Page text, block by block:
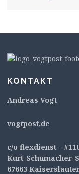
KONTAKT
Andreas Vogt
vogtpost.de
c/o flexdienst –
Kurt-Schumacher-
67663